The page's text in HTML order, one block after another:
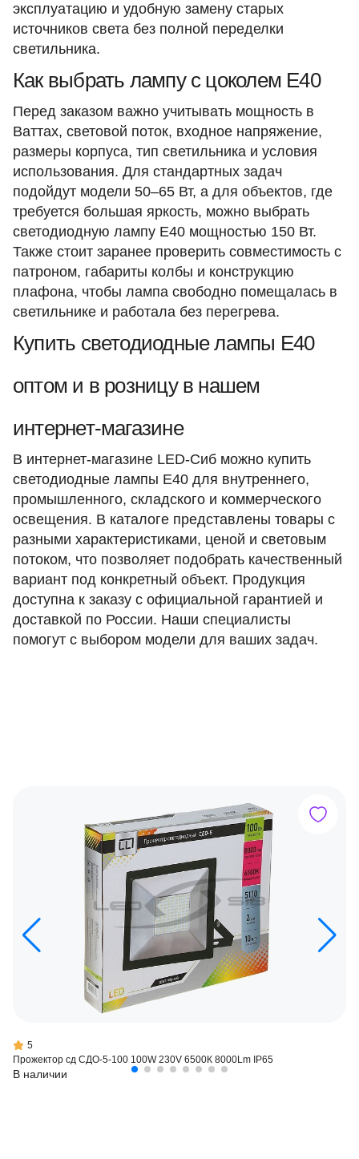
эксплуатацию и удобную замену старых
источников света без полной переделки
светильника.
Как выбрать лампу с цоколем E40
Перед заказом важно учитывать мощность в
Ваттах, световой поток, входное напряжение,
размеры корпуса, тип светильника и условия
использования. Для стандартных задач
подойдут модели 50–65 Вт, а для объектов, где
требуется большая яркость, можно выбрать
светодиодную лампу E40 мощностью 150 Вт.
Также стоит заранее проверить совместимость с
патроном, габариты колбы и конструкцию
плафона, чтобы лампа свободно помещалась в
светильнике и работала без перегрева.
Купить светодиодные лампы E40
оптом и в розницу в нашем
интернет-магазине
В интернет-магазине LED-Сиб можно купить
светодиодные лампы Е40 для внутреннего,
промышленного, складского и коммерческого
освещения. В каталоге представлены товары с
разными характеристиками, ценой и световым
потоком, что позволяет подобрать качественный
вариант под конкретный объект. Продукция
доступна к заказу с официальной гарантией и
доставкой по России. Наши специалисты
помогут с выбором модели для ваших задач.
5
Прожектор сд СДО-5-100 100W 230V 6500К 8000Lm IP65
В наличии